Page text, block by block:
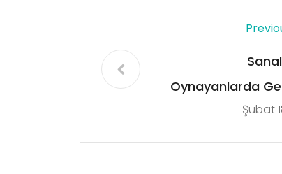
Oynayanlarda
OlmayanŞubat